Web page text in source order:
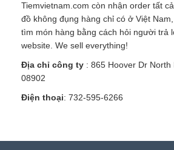
Tiemvietnam.com còn nhận order tất
đồ không đụng hàng chỉ có ở Việt
tìm món hàng bằng cách hỏi người trả
website. We sell everything!
Địa chỉ công ty : 865 Hoover Dr North
08902
Điện thoại: 732-595-6266